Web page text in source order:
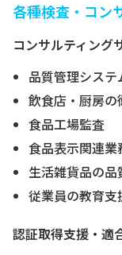
各種検査・コン
コンサルティング
品質管理システ
飲食店・厨房の
食品工場監査
食品表示関連業
生活雑貨品の品
従業員の教育支
認証取得支援・適